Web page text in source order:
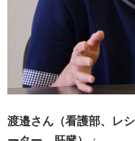
渡邉さん（看護部、レ